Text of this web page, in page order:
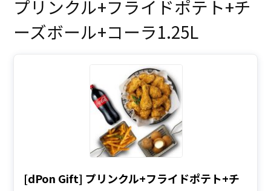
プリンクル+フライドポテト+チ
ーズボール+コーラ1.25L
[dPon Gift] プリンクル+フライドポテト+チ